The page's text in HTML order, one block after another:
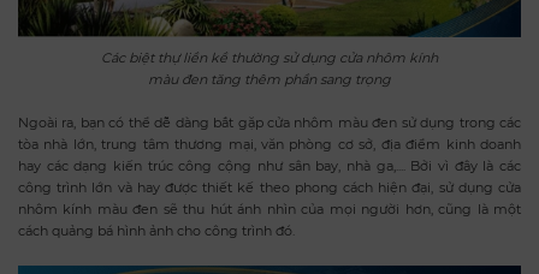
Các biệt thự liền kề thường sử dụng cửa nhôm kính
màu đen tăng thêm phần sang trọng
Ngoài ra, bạn có thể dễ dàng bắt gặp cửa nhôm màu đen sử dụng trong các
tòa nhà lớn, trung tâm thương mại, văn phòng cơ sở, địa điểm kinh doanh
hay các dạng kiến trúc công cộng như sân bay, nhà ga,.... Bởi vì đây là các
công trình lớn và hay được thiết kế theo phong cách hiện đại, sử dụng cửa
nhôm kính màu đen sẽ thu hút ánh nhìn của mọi người hơn, cũng là một
cách quảng bá hình ảnh cho công trình đó.